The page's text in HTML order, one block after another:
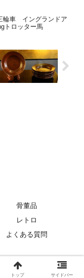
輪車 イングランドア
トロッター馬
骨董品
レトロ
よくある質問
レトロ ほんとく.
トップ サイドバー